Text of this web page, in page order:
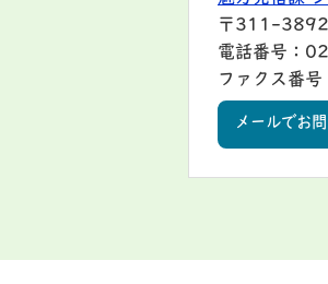
〒311-3892
電話番号：
ファクス番
メールでお